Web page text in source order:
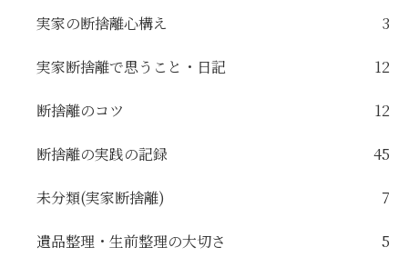
実家の断捨離心構え 3
実家断捨離で思うこと・日記 12
断捨離のコツ 12
断捨離の実践の記録 45
未分類(実家断捨離) 7
遺品整理・生前整理の大切さ 5